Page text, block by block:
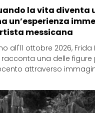
la vita diventa
un’esperienza
messicana
all'11 ottobre 2026, Frida
racconta una delle figure
attraverso